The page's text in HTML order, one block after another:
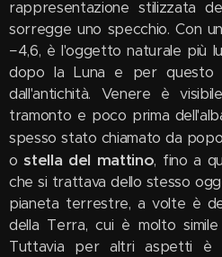
rappresentazione stilizzata
sorregge uno specchio. Con
−4,6, è l'oggetto naturale più
dopo la Luna e per questo
dall'antichità. Venere è
tramonto e poco prima
spesso stato chiamato da
ostella del mattino, fino a
che si trattava dello stesso
pianeta terrestre, a volte è
della Terra, cui è molto
Tuttavia per altri aspetti è